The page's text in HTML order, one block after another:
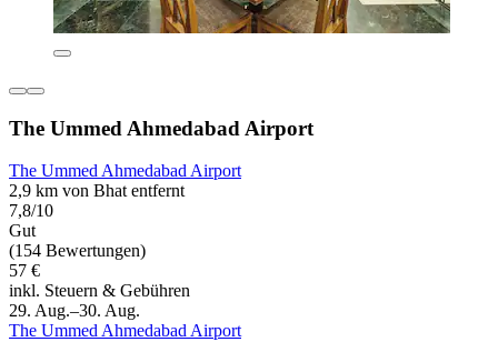
The Ummed Ahmedabad Airport
The Ummed Ahmedabad Airport
2,9 km von Bhat entfernt
7,8/10
Gut
(154 Bewertungen)
57 €
inkl. Steuern & Gebühren
29. Aug.–30. Aug.
The Ummed Ahmedabad Airport